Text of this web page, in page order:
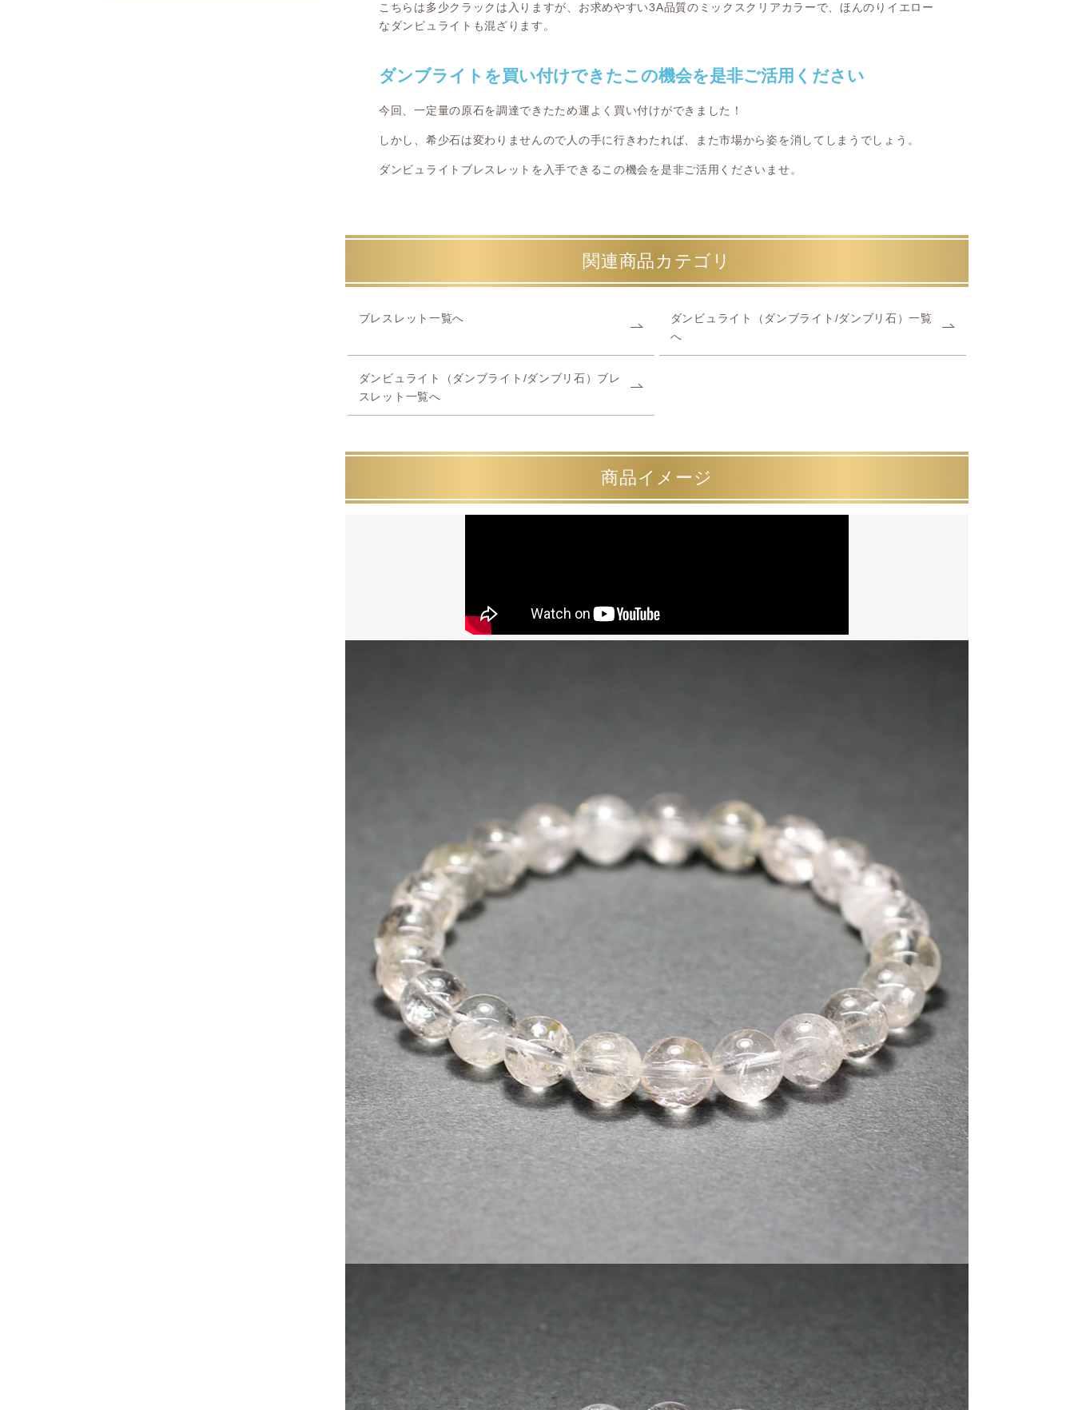
こちらは多少クラックは入りますが、お求めやすい3A品質のミックスクリアカラーで、ほんのりイエロー
なダンビュライトも混ざります。
ダンブライトを買い付けできたこの機会を是非ご活用ください
今回、一定量の原石を調達できたため運よく買い付けができました！
しかし、希少石は変わりませんので人の手に行きわたれば、また市場から姿を消してしまうでしょう。
ダンビュライトブレスレットを入手できるこの機会を是非ご活用くださいませ。
関連商品カテゴリ
ブレスレット一覧へ
ダンビュライト（ダンブライト/ダンブリ石）一覧
へ
ダンビュライト（ダンブライト/ダンブリ石）ブレ
スレット一覧へ
商品イメージ